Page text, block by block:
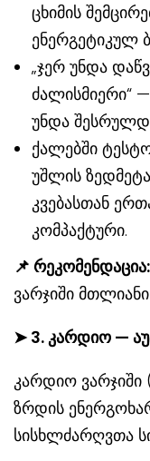
ცხიმის
ენერგეტიკულ
„ჯერ უნდა
ძალისმიერი“
უნდა
ქალებში
უშლის
კვებასთან
კომპაქტური.
📌 რეკომენდაცია:
ვარჯიში
➤ 3. კარდიო —
კარდიო
ზრდის
სისხლძარღვთა